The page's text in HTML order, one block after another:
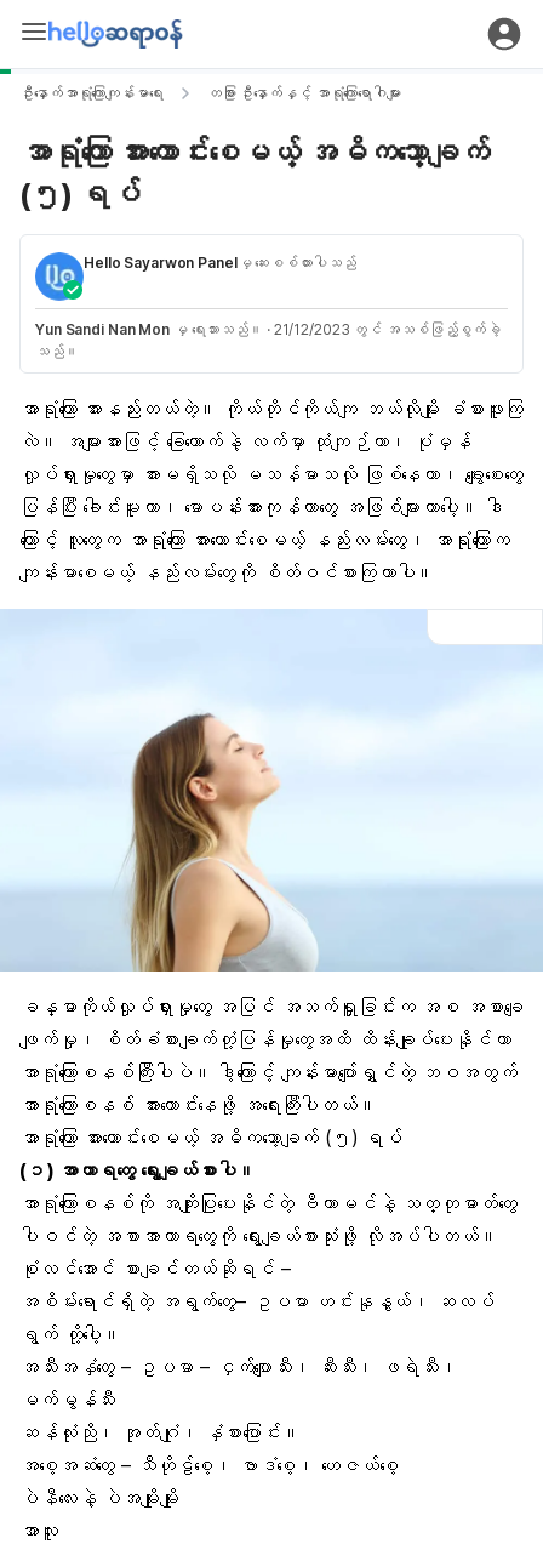
ဦးနှောက်အာရုံကြောကျန်းမာရေး တခြား ဦးနှောက်နှင့် အာရုံကြောရောဂါများ
အာရုံကြော အားကောင်းစေမယ့် အဓိကသော့ချက်
(၅) ရပ်
Hello Sayarwon Panelမှ ဆေးစစ်ထားပါသည်
Yun Sandi Nan Monမှ ရေးသားသည်။ · 21/12/2023 တွင် အသစ်ဖြည့်စွက်ခဲ့
သည်။
အာရုံကြော အားနည်းတယ်တဲ့။ ကိုယ်တိုင်ကိုယ်ကျ ဘယ်လိုမျိုး ခံစားဖူးကြ
လဲ။ အများအားဖြင့် ခြေထောက်နဲ့ လက်မှာ ထုံကျဉ်တာ၊ ပုံမှန်
လှုပ်ရှားမှုတွေမှာ အားမရှိသလို မသန်မာသလို ဖြစ်နေတာ၊ ချွေးစေးတွေ
ပြန်ပြီး ခေါင်းမူးတာ၊ မောပန်းအားကုန်တာတွေ အဖြစ်များတာပေါ့။ ဒါ
ကြောင့် လူတွေက အာရုံကြော အားကောင်းစေမယ့် နည်းလမ်းတွေ၊ အာရုံကြောက
ကျန်းမာစေမယ့် နည်းလမ်းတွေကို စိတ်ဝင်စားကြတာပါ။
ခန္ဓာကိုယ်လှုပ်ရှားမှုတွေ အပြင် အသက်ရှူခြင်းက အစ အစာချေ
ဖျက်မှု၊
စိတ်ခံစားချက်တုံ့ပြန်မှုတွေအထိ ထိန်းချုပ်ပေးနိုင်တာ
အာရုံကြောစနစ်ကြီးပါပဲ။ ဒါ့ကြောင့် ကျန်းမာပျော်ရွှင်တဲ့ ဘဝအတွက်
အာရုံကြောစနစ် အားကောင်းနေဖို့ အရေးကြီးပါတယ်။
အာရုံကြော အားကောင်းစေမယ့် အဓိကသော့ချက် (၅) ရပ်
(၁) အာဟာရတွေ ရွေးချယ်စားပါ။
အာရုံကြောစနစ်ကို အကျိုးပြုပေးနိုင်တဲ့ ဗီတာမင်နဲ့ သတ္တုဓာတ်တွေ
ပါဝင်တဲ့ အစာအာဟာရတွေကို ရွေးချယ်စားသုံးဖို့ လိုအပ်ပါတယ်။
စုံလင်အောင် စားချင်တယ်ဆိုရင် –
အစိမ်းရောင်ရှိတဲ့ အရွက်တွေ– ဥပမာ ဟင်းနုနွယ် ၊ ဆလပ်
ရွက် တို့ပေါ့။
အသီးအနှံတွေ – ဥပမာ – ငှက်ပျောသီး၊ ဆီးသီး၊ ဖရဲသီး၊
မက်မွန်သီး
ဆန်လုံးညို၊ အုတ်ဂျုံ၊ နှံစားပြောင်း။
အစေ့အဆံတွေ – သီဟိုဠ်စေ့ ၊ ဗာဒံစေ့ ၊ ဟေဇယ်စေ့
ပဲနီလေးနဲ့ ပဲအမျိုးမျိုး
အာလူး